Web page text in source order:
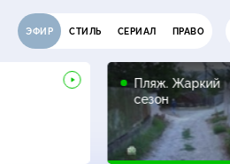
ЭФИР СТИЛЬ СЕРИАЛ ПРАВО
Пляж. Жаркий
сезон